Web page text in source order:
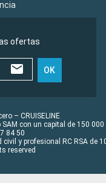
ofertas
OK
– CRUISELINE
con un capital de 150 000
84 50
y profesional RC RSA de
reserved